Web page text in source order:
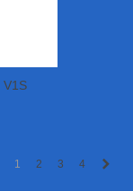
V1S
1 2 3 4